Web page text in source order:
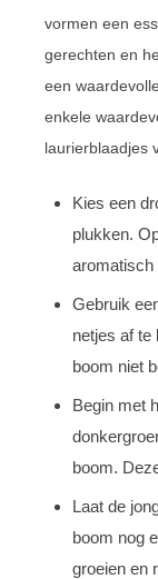
vormen een
gerechten en
een
enkele
laurierblaadjes
Kies een
plukken.
aromatisch
Gebruik
netjes af te
boom niet
Begin met
boom.
Laat de
boom nog
groeien en